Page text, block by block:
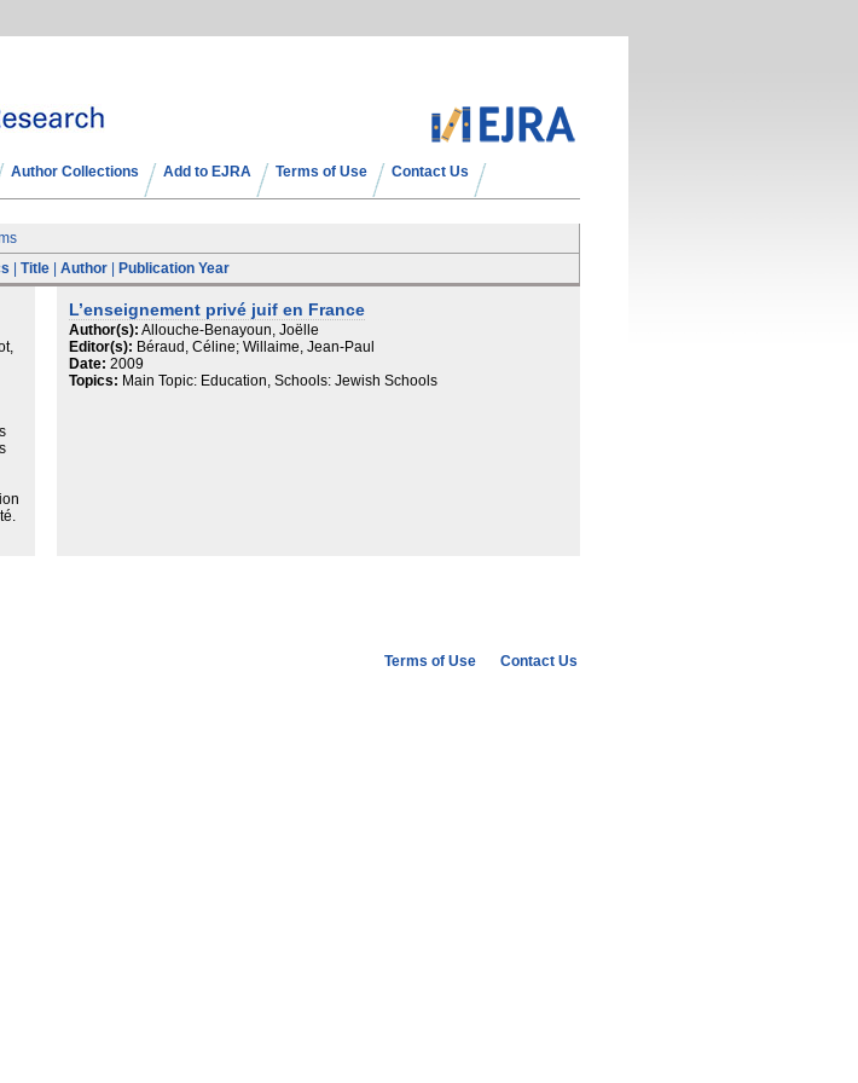
Author Collections Add to EJRA Terms of Use Contact Us
Title Author Publication Year
L’enseignement privé juif en France
Author(s): Allouche-Benayoun, Joëlle
Editor(s): Béraud, Céline; Willaime, Jean-Paul
Date: 2009
Topics: Main Topic: Education, Schools: Jewish Schools
Terms of Use Contact Us